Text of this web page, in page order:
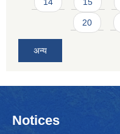
20
अन्य
Notices